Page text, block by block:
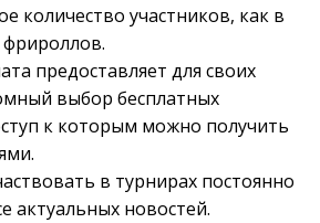
количество участников, как в
фрироллов.
предоставляет для своих
выбор бесплатных
к которым можно получить
в турнирах постоянно
актуальных новостей.